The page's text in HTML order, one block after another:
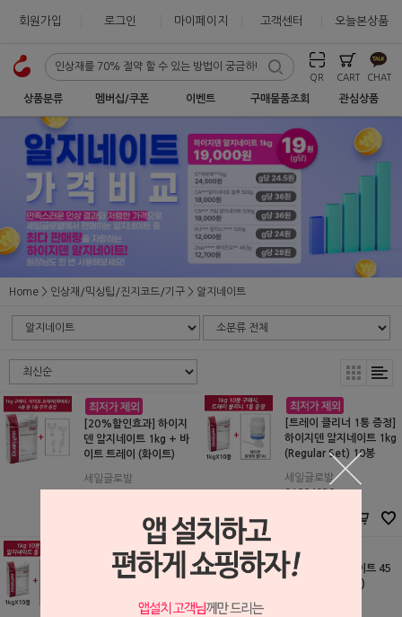
회원가입 로그인 마이페이지 고객센터 오늘본상품
QR CART CHAT
상품분류 멤버십/쿠폰 이벤트 구매물품조회 관심상품
Home 인상재/믹싱팁/진지코드/기구 알지네이트
[20%할인효과] 하이지
덴 알지네이트 1kg + 바
이트 트레이 (화이트)
세일글로발
[트레이 클리너 1통 증정]
하이지덴 알지네이트 1kg
(Regular Set) 10봉
세일글로발
S1804030
[알지네이트 통 증정] 하
하이지덴 알지네이트 45
4g (Regular Set)